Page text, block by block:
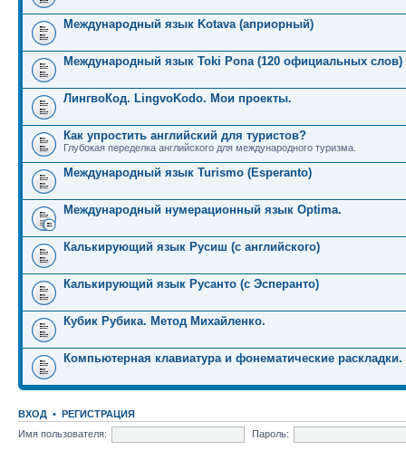
Международный язык Kotava (априорный)
Международный язык Toki Pona (120 официальных слов)
ЛингвоКод. LingvoKodo. Мои проекты.
Как упростить английский для туристов?
Глубокая переделка английского для международного туризма.
Международный язык Turismo (Esperanto)
Международный нумерационный язык Optima.
Калькирующий язык Русиш (с английского)
Калькирующий язык Русанто (с Эсперанто)
Кубик Рубика. Метод Михайленко.
Компьютерная клавиатура и фонематические раскладки.
ВХОД • РЕГИСТРАЦИЯ
Имя пользователя:
Пароль: